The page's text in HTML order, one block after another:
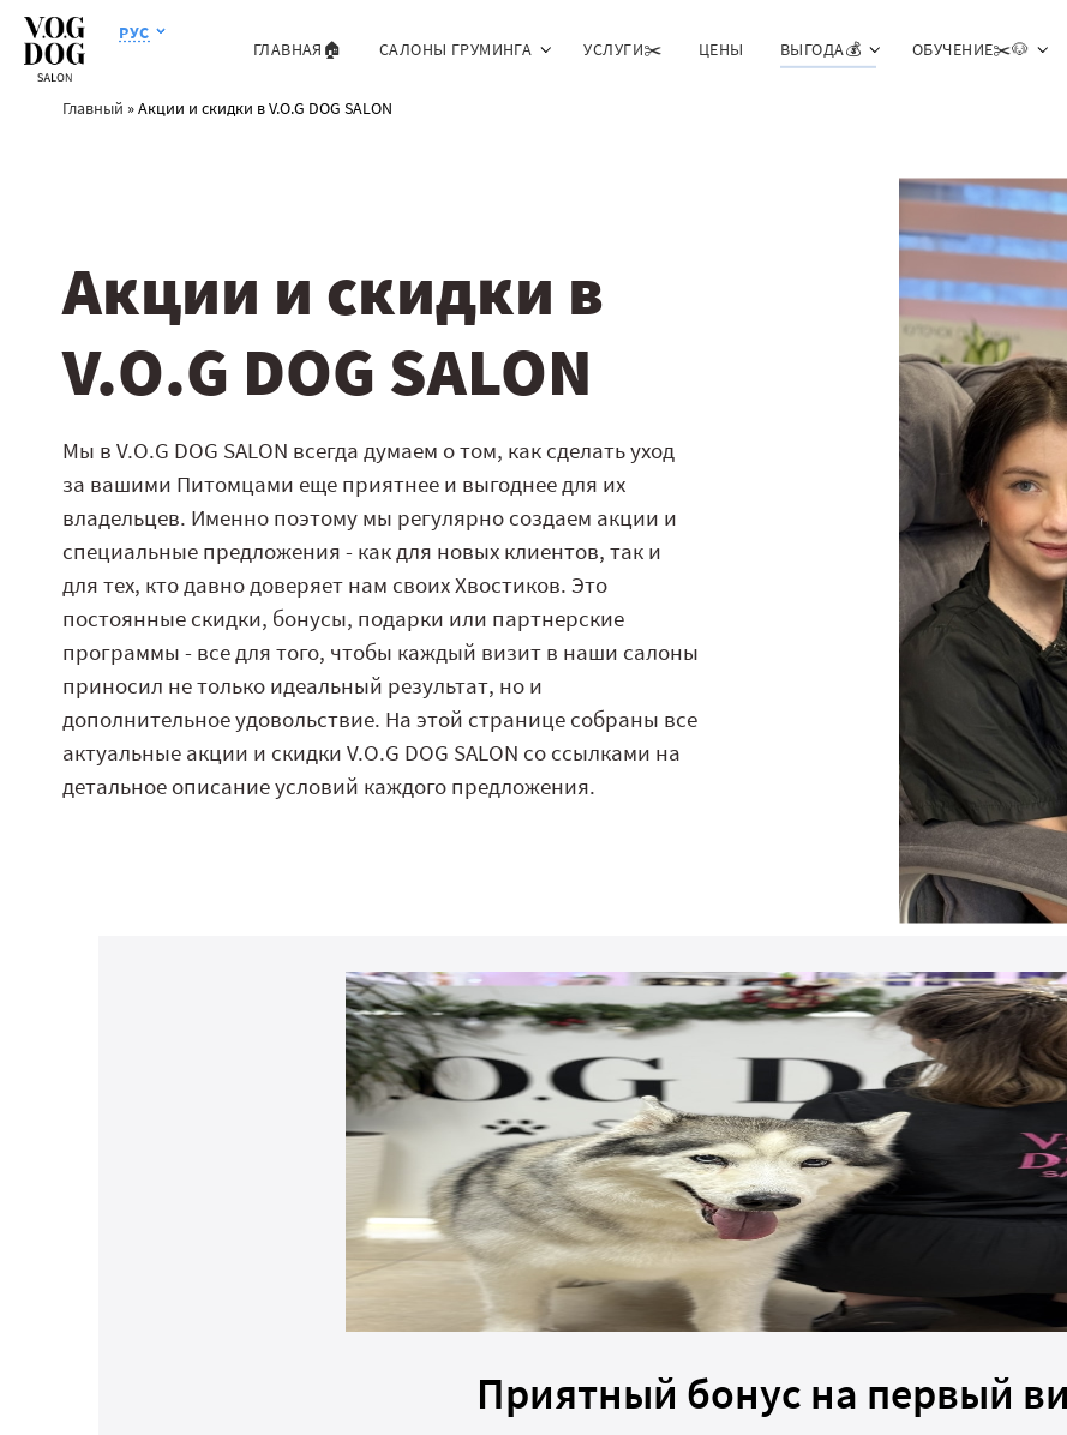
РУС
ГЛАВНАЯ🏠
САЛОНЫ ГРУМИНГА УСЛУГИ✂️ ЦЕНЫ ВЫГОДА💰 ОБУЧЕНИЕ✂️🐶
Главный »Акции и скидки в V.O.G DOG SALON
Акции и скидки в
V.O.G DOG SALON
Мы в V.O.G DOG SALON всегда думаем о том, как сделать уход
за вашими Питомцами еще приятнее и выгоднее для их
владельцев. Именно поэтому мы регулярно создаем акции и
специальные предложения - как для новых клиентов, так и
для тех, кто давно доверяет нам своих Хвостиков. Это
постоянные скидки, бонусы, подарки или партнерские
программы - все для того, чтобы каждый визит в наши салоны
приносил не только идеальный результат, но и
дополнительное удовольствие. На этой странице собраны все
актуальные акции и скидки V.O.G DOG SALON со ссылками на
детальное описание условий каждого предложения.
Приятный бонус на первый